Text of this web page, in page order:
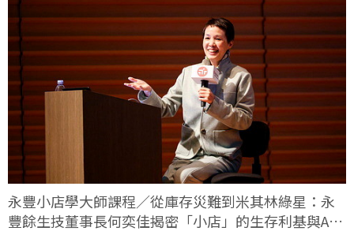
永豐小店學大師課程／從庫存災難到米其林綠星：永
豐餘生技董事長何奕佳揭密「小店」的生存利基與AI